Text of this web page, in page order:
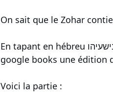
On sait que le Zohar
En tapant en hébreu נביא אחמד בישעיהו (c'est-à-dire le prophète Ahmed dans Esaïe) on a comme résultat dans
google books une édition
Voici la partie :